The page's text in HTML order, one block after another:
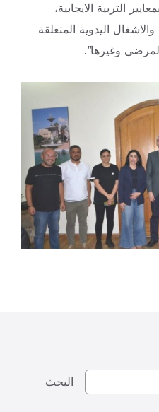
التربية الايجابية،
اليدوية المتعلقة
وغيرها”.
البحث